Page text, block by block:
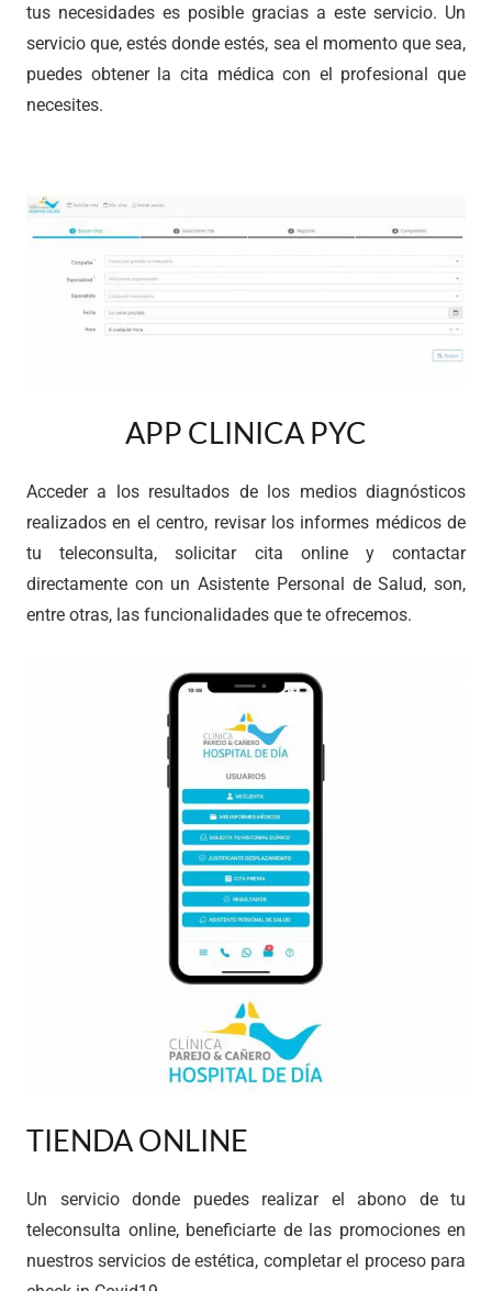
tus necesidades es posible gracias a este servicio. Un
servicio que, estés donde estés, sea el momento que sea,
puedes obtener la cita médica con el profesional que
necesites.
APP CLINICA PYC
Acceder a los resultados de los medios diagnósticos
realizados en el centro, revisar los informes médicos de
tu teleconsulta, solicitar cita online y contactar
directamente con unAsistente Personal de Salud, son,
entre otras, las funcionalidades que te ofrecemos.
TIENDA ONLINE
Un servicio donde puedes realizar el abono de tu
teleconsulta online, beneficiarte de las promociones en
nuestros servicios de estética, completar el proceso para